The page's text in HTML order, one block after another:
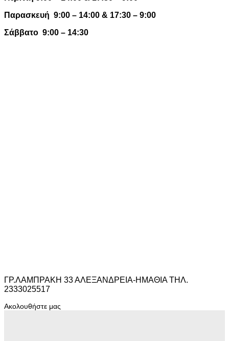
Παρασκευή 9:00 – 14:00 & 17:30 – 9:00
Σάββατο 9:00 – 14:30
ΓΡ.ΛΑΜΠΡΑΚΗ 33 ΑΛΕΞΑΝΔΡΕΙΑ-ΗΜΑΘΙΑ ΤΗΛ.
2333025517
Ακολουθήστε μας